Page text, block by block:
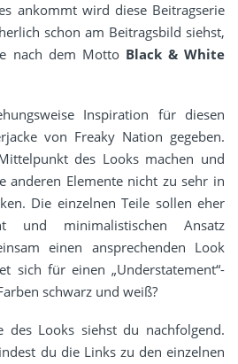
ankommt wird diese Beitragserie
schon am Beitragsbild siehst,
nach dem Motto Black & White
Inspiration für diesen
von Freaky Nation gegeben.
des Looks machen und
anderen Elemente nicht zu sehr in
Die einzelnen Teile sollen eher
und minimalistischen Ansatz
einen ansprechenden Look
sich für einen „Understatement“-
schwarz und weiß?
des Looks siehst du nachfolgend.
du die Links zu den einzelnen